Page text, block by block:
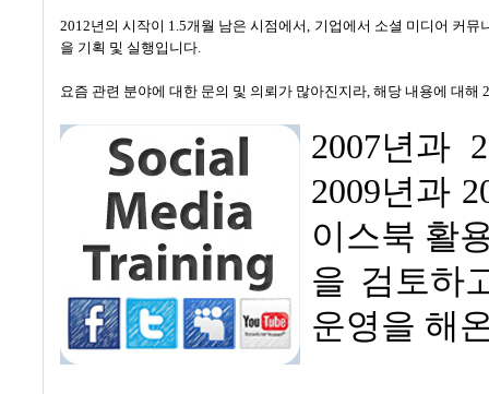
2012년의 시작이 1.5개월 남은 시점에서
기업에서 소셜 미디어 커뮤
을 기획 및 실행입니다
요즘 관련 분야에 대한 문의 및 의뢰가 많아진지라 해당 내용에 대해 2
2007년과
2009년과
이스북 활
을 검토하
운영을 해